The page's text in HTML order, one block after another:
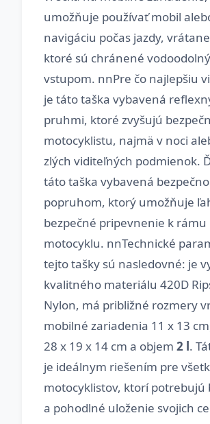
umožňuje používať mobil
navigáciu počas jazdy,
ktoré sú chránené
vstupom. nnPre čo najlepšiu
je táto taška vybavená
pruhmi, ktoré zvyšujú
motocyklistu, najmä v noci
zlých viditeľných podmienok.
táto taška vybavená
popruhom, ktorý umožňuje
bezpečné pripevnenie k rámu
motocyklu. nnTechnické
tejto tašky sú nasledovné: je
kvalitného materiálu 420D
Nylon, má približné rozmery
mobilné zariadenia 11 x 13
28 x 19 x 14 cm a objem 2 l.
je ideálnym riešením pre
motocyklistov, ktorí potrebujú
a pohodlné uloženie svojich